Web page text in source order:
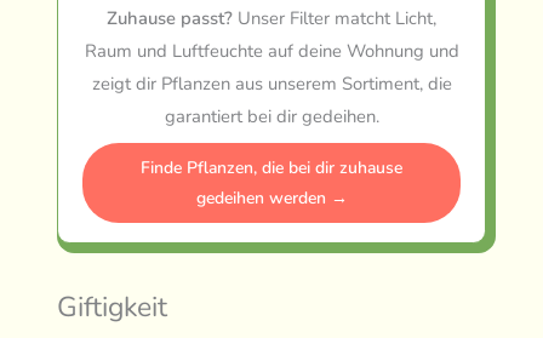
Zuhause passt? Unser Filter matcht Licht,
Raum und Luftfeuchte auf deine Wohnung und
zeigt dir Pflanzen aus unserem Sortiment, die
garantiert bei dir gedeihen.
Finde Pflanzen, die bei dir zuhause
gedeihen werden →
Giftigkeit